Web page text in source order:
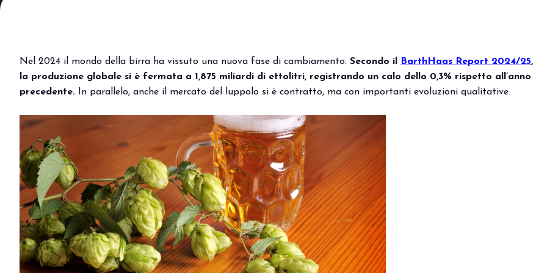
Richiedi info
Come arrivare
Iscriviti alla newsletter
ESPONI
Prenota il tuo stand
Area riservata
Perché esporre
Info utili
Orari allestimenti
Digital Ticket
EVENTI E PROGETTI SPECIALI
Nel 2024 il mondo della birra ha vissuto una nuova fase di cambiamento. Secondo il BarthHaas Report 2024/25,
la produzione globale si è fermata a 1,875 miliardi di ettolitri, registrando un calo dello 0,3% rispetto all’anno
precedente.
In parallelo, anche il mercato del luppolo si è contratto, ma con importanti evoluzioni qualitative.